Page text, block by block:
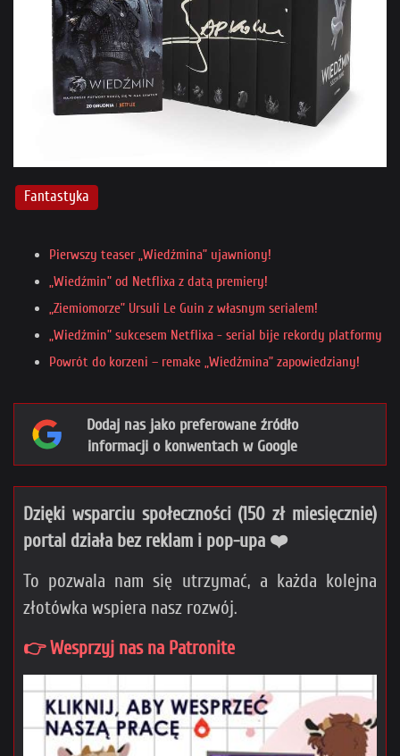
Fantastyka
Pierwszy teaser „Wiedźmina” ujawniony!
„Wiedźmin” od Netflixa z datą premiery!
„Ziemiomorze” Ursuli Le Guin z własnym serialem!
„Wiedźmin” sukcesem Netflixa - serial bije rekordy platformy
Powrót do korzeni – remake „Wiedźmina” zapowiedziany!
Dodaj nas jako preferowane źródło
informacji o konwentach w Google
Dzięki wsparciu społeczności (150 zł miesięcznie)
portal działa bez reklam i pop-upa ❤️
To pozwala nam się utrzymać, a każda kolejna
złotówka wspiera nasz rozwój.
👉 Wesprzyj nas na Patronite